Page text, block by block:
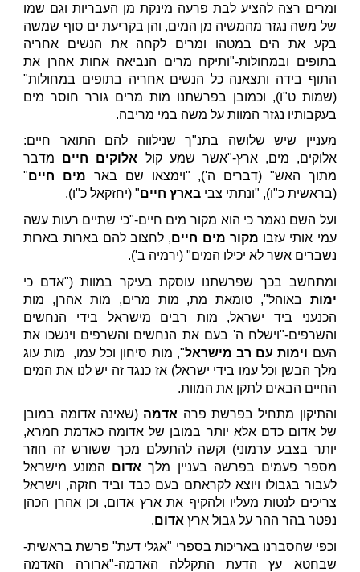
ומרים רצה להציע לבת פרעה מינקת מן העבריות וגם שמו
של משה נגזר מהמשיה מן המים, והן בקריעת ים סוף שמשה
בקע את הים במטהו ומרים לקחה את הנשים אחריה
בתופים ובמחולות-"ותיקח מרים הנביאה אחות אהרן את
התוף בידה ותצאנה כל הנשים אחריה בתופים במחולות"
(שמות ט"ו), וכמובן בפרשתנו מות מרים גורר חוסר מים
בעקבותיו נגזר המוות על משה במי מריבה.
מעניין שיש שלושה בתנ"ך שנילווה להם התואר חיים:
אלוקים, מים, ארץ-"אשר שמע קול אלוקים חיים מדבר
מתוך האש" (דברים ה'), "וימצאו שם באר מים חיים"
(בראשית כ"ו), "ונתתי צביבארץ חיים" (יחזקאל כ"ו).
ועל השם נאמר כי הוא מקור מים חיים-"כי שתיים רעות עשה
עמי אותי עזבו מקור מים חיים, לחצוב להם בארות בארות
נשברים אשר לא יכילו המים" (ירמיה ב').
ומתחשב בכך שפרשתנו עוסקת בעיקר במוות ("אדם כי
ימות באוהל", טומאת מת, מות מרים, מות אהרן, מות
הכנעני ביד ישראל, מות רבים מישראל בידי הנחשים
והשרפים-"וישלח ה' בעם את הנחשים והשרפים וינשכו את
העם וימות עם רב מישראל", מות סיחון וכל עמו, מות עוג
מלך הבשן וכל עמו בידי ישראל) אז כנגד זה יש לנו את המים
החיים הבאים לתקן את המוות.
והתיקון מתחיל בפרשת פרה אדמה (שאינה אדומה במובן
של אדום כדם אלא יותר במובן של אדומה כאדמת חמרא,
יותר בצבע ערמוני) וקשה להתעלם מכך ששורש זה חוזר
מספר פעמים בפרשה בעניין מלך אדום המונע מישראל
לעבור בגבולו ויוצא לקראתם בעם כבד וביד חזקה, וישראל
צריכים לנטות מעליו ולהקיף את ארץ אדום, וכן אהרן הכהן
נפטר בהר ההר על גבול ארץ אדום.
וכפי שהסברנו באריכות בספרי "אגלי דעת" פרשת בראשית-
שבחטא עץ הדעת התקללה האדמה-"ארורה האדמה